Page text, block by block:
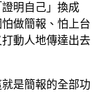
明自己」換成
做簡報、怕上台
動人地傳達出去
是簡報的全部功